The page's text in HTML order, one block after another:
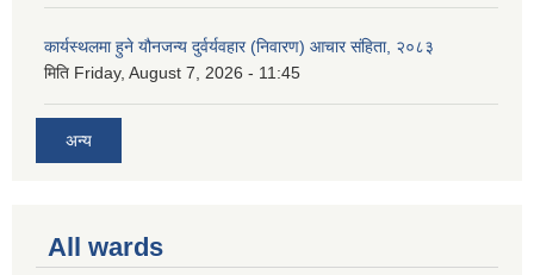
कार्यस्थलमा हुने यौनजन्य दुर्वर्यवहार (निवारण) आचार संहिता, २०८३
मिति Friday, August 7, 2026 - 11:45
अन्य
All wards